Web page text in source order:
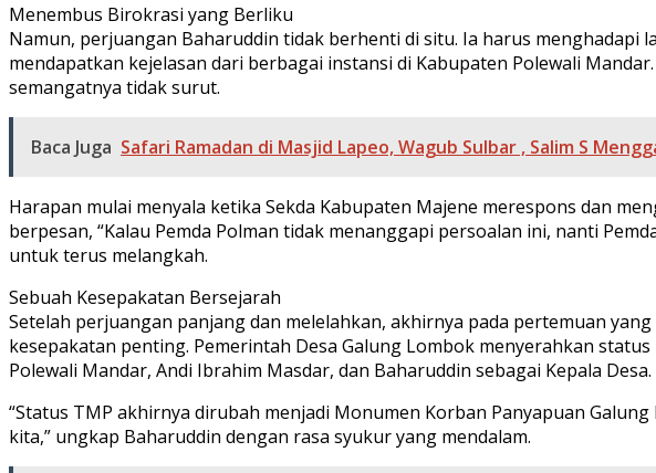
Menembus Birokrasi yang Berliku
Namun, perjuangan Baharuddin tidak berhenti di situ. Ia harus
mendapatkan kejelasan dari berbagai instansi di Kabupaten Polewali
semangatnya tidak surut.
Baca Juga Safari Ramadan di Masjid Lapeo, Wagub Sulbar , Salim S
Harapan mulai menyala ketika Sekda Kabupaten Majene merespons dan
berpesan, “Kalau Pemda Polman tidak menanggapi persoalan ini, nanti
untuk terus melangkah.
Sebuah Kesepakatan Bersejarah
Setelah perjuangan panjang dan melelahkan, akhirnya pada pertemuan
kesepakatan penting. Pemerintah Desa Galung Lombok menyerahkan
Polewali Mandar, Andi Ibrahim Masdar, dan Baharuddin sebagai Kepala Desa.
“Status TMP akhirnya dirubah menjadi Monumen Korban Panyapuan
kita,” ungkap Baharuddin dengan rasa syukur yang mendalam.